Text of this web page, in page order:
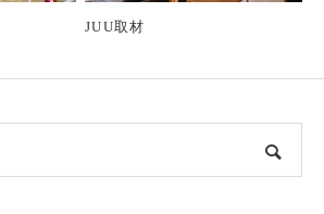
JUU取材